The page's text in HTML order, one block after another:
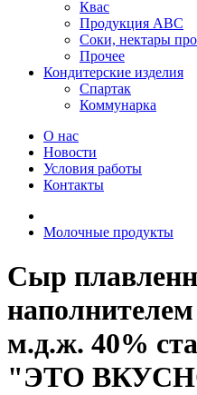
Квас
Продукция АВС
Соки, нектары
Прочее
Кондитерские изделия
Спартак
Коммунарка
О нас
Новости
Условия работы
Контакты
Молочные продукты
Сыр
м.д.ж. 40%
"ЭТО